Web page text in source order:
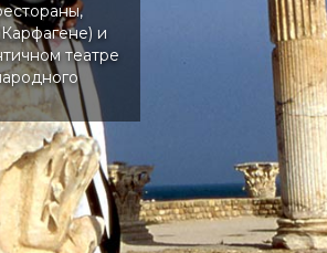
и
театре